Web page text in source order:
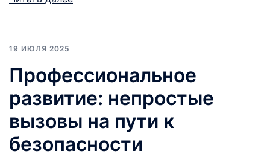
19 ИЮЛЯ 2025
Профессиональное
развитие: непростые
вызовы на пути к
безопасности